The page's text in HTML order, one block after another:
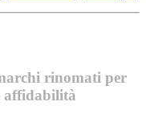
rinomati per
affidabilità